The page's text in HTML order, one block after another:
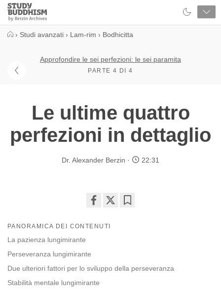
Close
Study
Buddhism
› Studi avanzati › Lam-rim › Bodhicitta
Approfondire le sei perfezioni: le sei paramita
PARTE 4 DI 4
Le ultime quattro
perfezioni in dettaglio
Dr. Alexander Berzin 22:31
on
PANORAMICA DEI CONTENUTI
La pazienza lungimirante
Perseveranza lungimirante
Due ulteriori fattori per lo sviluppo della perseveranza
Stabilità mentale lungimirante